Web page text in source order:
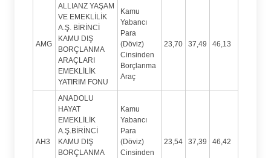
AMG
ALLIANZ YAŞAM
VE EMEKLİLİK
A.Ş. BİRİNCİ
KAMU DIŞ
BORÇLANMA
ARAÇLARI
EMEKLİLİK
YATIRIM FONU
Kamu
Yabancı
Para
(Döviz)
Cinsinden
Borçlanma
Araç
23,70 37,49 46,13
AH3
ANADOLU
HAYAT
EMEKLİLİK
A.Ş.BİRİNCİ
KAMU DIŞ
BORÇLANMA
Kamu
Yabancı
Para
(Döviz)
Cinsinden
23,54 37,39 46,42